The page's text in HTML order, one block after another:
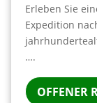
Erleben Sie
Expedition
….
OFFENER